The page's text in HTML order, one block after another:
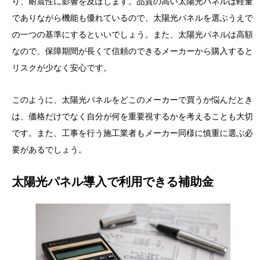
でありながら機能も優れているので、太陽光パネルを選ぶうえで
の一つの基準にするといいでしょう。また、太陽光パネルは高額
なので、保障期間が長くて信頼のできるメーカーから購入すると
リスクが少なく安心です。
このように、太陽光パネルをどこのメーカーで買うか悩んだとき
は、価格だけでなく自分が何を重要視するかを考えることも大切
です。また、工事を行う施工業者もメーカー同様に慎重に選ぶ必
要があるでしょう。
太陽光パネル導入で利用できる補助金